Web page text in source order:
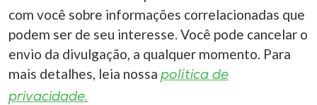
com você sobre informações correlacionadas que
podem ser de seu interesse. Você pode cancelar o
envio da divulgação, a qualquer momento. Para
mais detalhes, leia nossa política de
privacidade.